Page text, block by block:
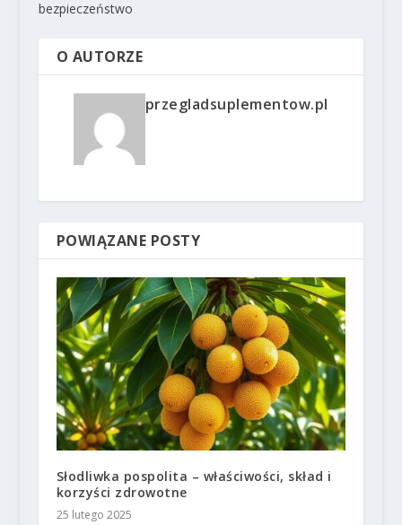
bezpieczeństwo
O AUTORZE
przegladsuplementow.pl
POWIĄZANE POSTY
Słodliwka pospolita – właściwości, skład i
korzyści zdrowotne
25 lutego 2025